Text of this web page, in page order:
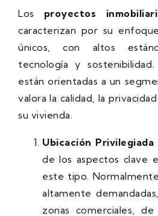
Los proyectos
caracterizan por su
únicos, con altos
tecnología y
están orientadas a un
valora la calidad, la
su vivienda.
Ubicación Privilegiada
de los aspectos clave
este tipo.
altamente
zonas comerciales,